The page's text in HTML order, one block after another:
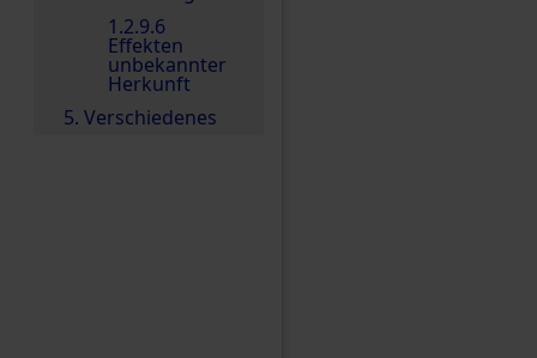
1.2.9.6
Effekten
unbekannter
Herkunft
5. Verschiedenes